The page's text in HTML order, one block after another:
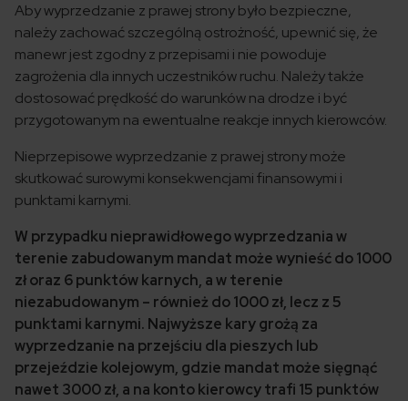
Aby wyprzedzanie z prawej strony było bezpieczne,
należy zachować szczególną ostrożność, upewnić się, że
manewr jest zgodny z przepisami i nie powoduje
zagrożenia dla innych uczestników ruchu. Należy także
dostosować prędkość do warunków na drodze i być
przygotowanym na ewentualne reakcje innych kierowców.
Nieprzepisowe wyprzedzanie z prawej strony może
skutkować surowymi konsekwencjami finansowymi i
punktami karnymi.
W przypadku nieprawidłowego wyprzedzania w
terenie zabudowanym mandat może wynieść do 1000
zł oraz 6 punktów karnych, a w terenie
niezabudowanym – również do 1000 zł, lecz z 5
punktami karnymi. Najwyższe kary grożą za
wyprzedzanie na przejściu dla pieszych lub
przejeździe kolejowym, gdzie mandat może sięgnąć
nawet 3000 zł, a na konto kierowcy trafi 15 punktów